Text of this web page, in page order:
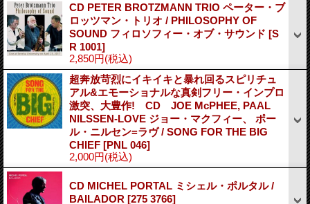
CD PETER BROTZMANN TRIO ペーター・ブ
ロッツマン・トリオ / PHILOSOPHY OF
SOUND フィロソフィー・オブ・サウンド [S
R 1001]
2,850円(税込)
超奔放苛烈にイキイキと暴れ回るスピリチュ
アル&エモーショナルな真剣フリー・インプロ
激突、大豊作! CD JOE McPHEE, PAAL
NILSSEN-LOVE ジョー・マクフィー、 ポー
ル・ニルセン=ラヴ / SONG FOR THE BIG
CHIEF [PNL 046]
2,000円(税込)
CD MICHEL PORTAL ミシェル・ポルタル /
BAILADOR [275 3766]